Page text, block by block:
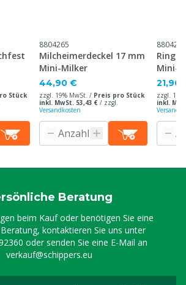
Stück
8804265
Milcheimerdeckel 17 mm
Mini-Milker
44,90 €
zzgl. 19% MwSt. / Preis pro Stück
inkl. MwSt. 53,43 € / zzgl.
Versandkosten
8804266
Ring
Mini-
21,90
zzgl.
inkl.
Beratung
beim Kauf oder benötigen Sie eine
kontaktieren Sie uns unter
oder senden Sie eine E-Mail an
verkauf@schippers.eu